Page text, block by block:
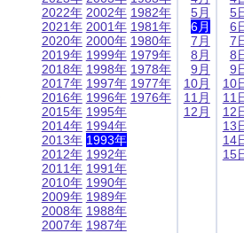
2022年
2021年
2020年
2019年
2018年
2017年
2016年
2015年
2014年
2013年
2012年
2011年
2010年
2009年
2008年
2007年
2002年
2001年
2000年
1999年
1998年
1997年
1996年
1995年
1994年
1993年
1992年
1991年
1990年
1989年
1988年
1987年
1982年
1981年
1980年
1979年
1978年
1977年
1976年
5月
6月
7月
8月
9月
10月
11月
12月
5
6
7
8
9
10
11
12
13
14
15